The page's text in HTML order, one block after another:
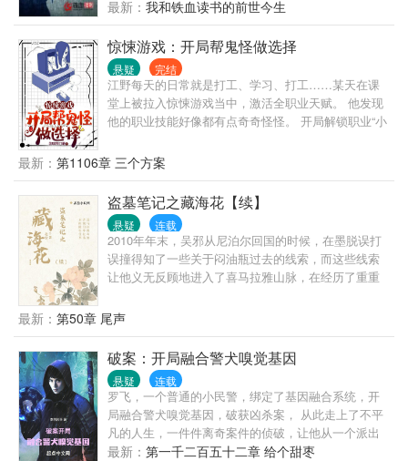
工密令：找到他，或者消灭他！ 一场关乎未来的间谍
暗战就此展开。 读者群1：；（欢迎入群） 微博文新
人风卷红旗
最新： 我和铁血读书的前世今生
惊悚游戏：开局帮鬼怪做选择
悬疑 完结
江野每天的日常就是打工、学习、打工……某天在课
堂上被拉入惊悚游戏当中，激活全职业天赋。 他发现
他的职业技能好像都有点奇奇怪怪。 开局解锁职业“小
c。 从那一天开始，整个惊悚世界的画风就变了。 厨
师、教师、理发师、医生…… 每个职业都有独特的职
业技能。 老师布置的作业必须做完，清洁工打扫过的
地方会自动清洁。 江·打工魂·野:“说真的，惊悚世界真
的不是从我开始卷的！” …… 很久以后，江野升职加
薪，成为惊悚世界的高层人员，对着鬼怪npc们‘指指点
点’： “咱就是说，大家作为专业员工，能不能有点专业
的样子？” 鬼怪a：谁懂？我只想摸鱼混日子啊！谁特
又来内卷行业了！ ……
最新： 第1106章 三个方案
盗墓笔记之藏海花【续】
悬疑 连载
2010年年末，吴邪从尼泊尔回国的时候，在墨脱误打
误撞得知了一些关于闷油瓶过去的线索，而这些线索
让他义无反顾地进入了喜马拉雅山脉，在经历了重重
铜门出现在了他的面前…………
最新： 第50章 尾声
破案：开局融合警犬嗅觉基因
悬疑 连载
罗飞，一个普通的小民警，绑定了基因融合系统，开
局融合警犬嗅觉基因，破获凶杀案， 从此走上了不平
凡的人生，一件件离奇案件的侦破，让他从一个派出
所小民警一步步走上了顶峰。
最新： 第一千二百五十二章 给个甜枣